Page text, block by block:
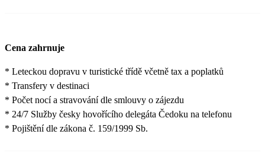
Cena zahrnuje
* Leteckou dopravu v turistické třídě včetně tax a poplatků
* Transfery v destinaci
* Počet nocí a stravování dle smlouvy o zájezdu
* 24/7 Služby česky hovořícího delegáta Čedoku na telefonu
* Pojištění dle zákona č. 159/1999 Sb.